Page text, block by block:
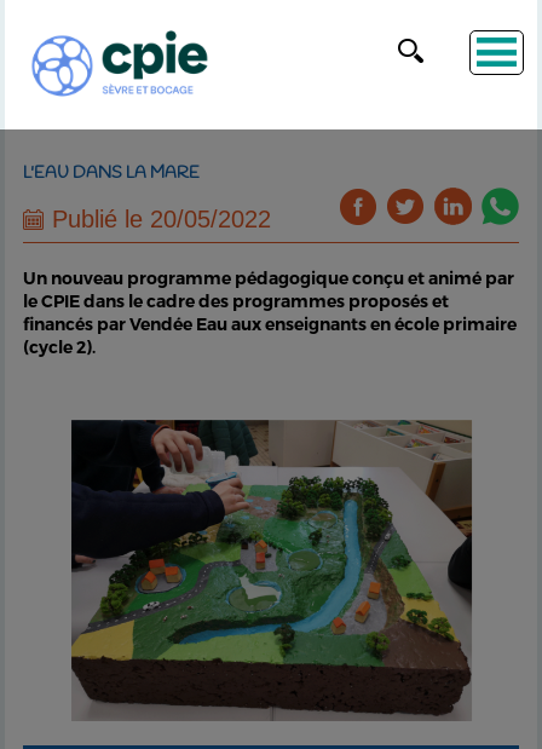
L'EAU DANS LA MARE
Publié le 20/05/2022
Un nouveau programme pédagogique conçu et animé par
le CPIE dans le cadre des programmes proposés et
financés par Vendée Eau aux enseignants en école primaire
(cycle 2).